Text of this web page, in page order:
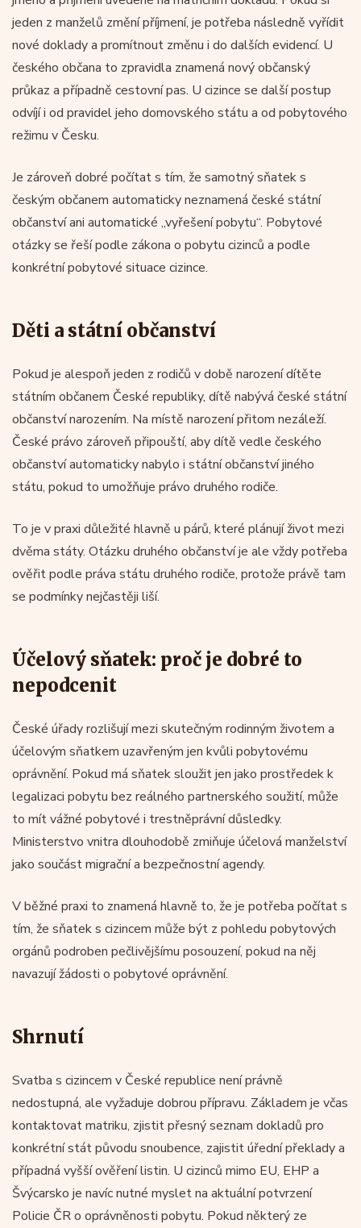
jeden z manželů změní příjmení, je potřeba následně vyřídit
nové doklady a promítnout změnu i do dalších evidencí. U
českého občana to zpravidla znamená nový občanský
průkaz a případně cestovní pas. U cizince se další postup
odvíjí i od pravidel jeho domovského státu a od pobytového
režimu v Česku.
Je zároveň dobré počítat s tím, že samotný sňatek s
českým občanem automaticky neznamená české státní
občanství ani automatické „vyřešení pobytu“. Pobytové
otázky se řeší podle zákona o pobytu cizinců a podle
konkrétní pobytové situace cizince.
Děti a státní občanství
Pokud je alespoň jeden z rodičů v době narození dítěte
státním občanem České republiky, dítě nabývá české státní
občanství narozením. Na místě narození přitom nezáleží.
České právo zároveň připouští, aby dítě vedle českého
občanství automaticky nabylo i státní občanství jiného
státu, pokud to umožňuje právo druhého rodiče.
To je v praxi důležité hlavně u párů, které plánují život mezi
dvěma státy. Otázku druhého občanství je ale vždy potřeba
ověřit podle práva státu druhého rodiče, protože právě tam
se podmínky nejčastěji liší.
Účelový sňatek: proč je dobré to
nepodcenit
České úřady rozlišují mezi skutečným rodinným životem a
účelovým sňatkem uzavřeným jen kvůli pobytovému
oprávnění. Pokud má sňatek sloužit jen jako prostředek k
legalizaci pobytu bez reálného partnerského soužití, může
to mít vážné pobytové i trestněprávní důsledky.
Ministerstvo vnitra dlouhodobě zmiňuje účelová manželství
jako součást migrační a bezpečnostní agendy.
V běžné praxi to znamená hlavně to, že je potřeba počítat s
tím, že sňatek s cizincem může být z pohledu pobytových
orgánů podroben pečlivějšímu posouzení, pokud na něj
navazují žádosti o pobytové oprávnění.
Shrnutí
Svatba s cizincem v České republice není právně
nedostupná, ale vyžaduje dobrou přípravu. Základem je včas
kontaktovat matriku, zjistit přesný seznam dokladů pro
konkrétní stát původu snoubence, zajistit úřední překlady a
případná vyšší ověření listin. U cizinců mimo EU, EHP a
Švýcarsko je navíc nutné myslet na aktuální potvrzení
Policie ČR o oprávněnosti pobytu. Pokud některý ze